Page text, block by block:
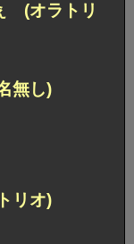
(オラトリ
無し)
リオ)